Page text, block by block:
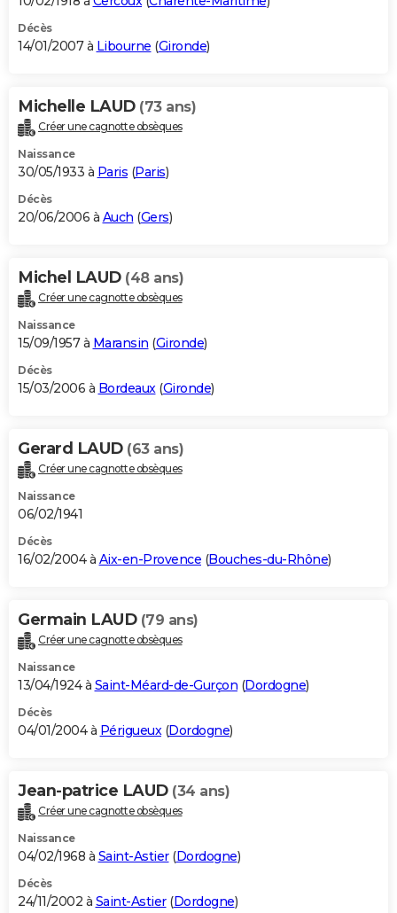
Décès
14/01/2007 à Libourne (Gironde)
Michelle LAUD (73 ans)
Créer une cagnotte obsèques
Naissance
30/05/1933 à Paris (Paris)
Décès
20/06/2006 à Auch (Gers)
Michel LAUD (48 ans)
Créer une cagnotte obsèques
Naissance
15/09/1957 à Maransin (Gironde)
Décès
15/03/2006 à Bordeaux(Gironde)
Gerard LAUD (63 ans)
Créer une cagnotte obsèques
Naissance
06/02/1941
Décès
16/02/2004 à Aix-en-Provence (Bouches-du-Rhône)
Germain LAUD (79 ans)
Créer une cagnotte obsèques
Naissance
13/04/1924 à Saint-Méard-de-Gurçon (Dordogne)
Décès
04/01/2004 à Périgueux(Dordogne)
Jean-patrice LAUD (34 ans)
Créer une cagnotte obsèques
Naissance
04/02/1968 à Saint-Astier(Dordogne)
Décès
24/11/2002 à Saint-Astier(Dordogne)